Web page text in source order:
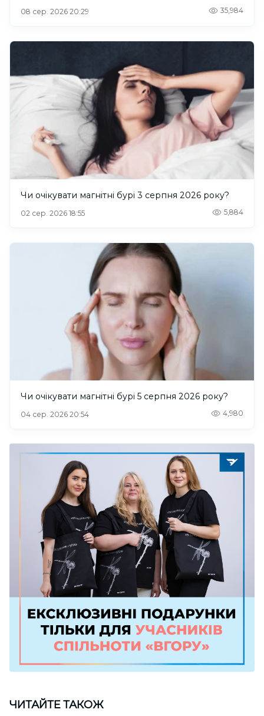
08 сер. 2026 20:29 35,984
Чи очікувати магнітні бурі 3 серпня 2026 року?
02 сер. 2026 18:55 5,884
Чи очікувати магнітні бурі 5 серпня 2026 року?
04 сер. 2026 20:54 4,980
ЧИТАЙТЕ ТАКОЖ